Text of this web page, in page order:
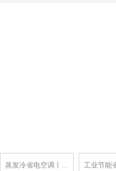
蒸发冷省电空调丨… 工业节能